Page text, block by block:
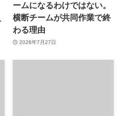
ームになるわけではない。
横断チームが共同作業で終
わる理由
2026年7月27日